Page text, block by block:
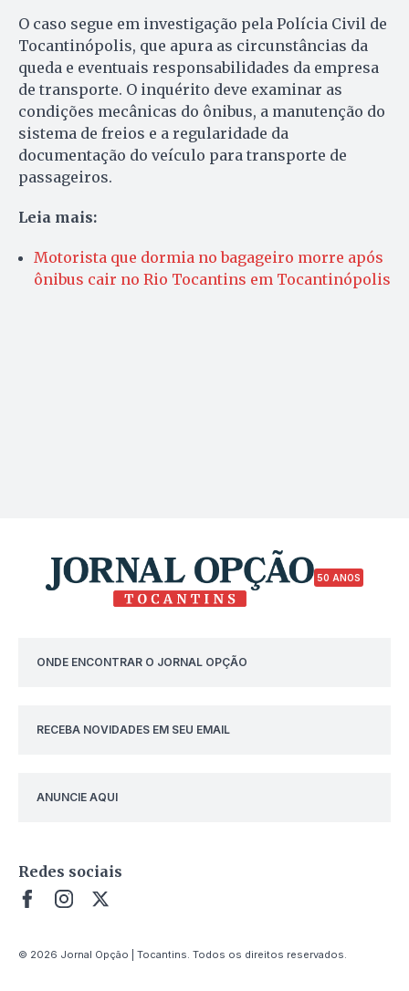
O caso segue em investigação pela Polícia Civil de
Tocantinópolis, que apura as circunstâncias da
queda e eventuais responsabilidades da empresa
de transporte. O inquérito deve examinar as
condições mecânicas do ônibus, a manutenção do
sistema de freios e a regularidade da
documentação do veículo para transporte de
passageiros.
Leia mais:
Motorista que dormia no bagageiro morre após
ônibus cair no Rio Tocantins em Tocantinópolis
50 ANOS
ONDE ENCONTRAR O JORNAL OPÇÃO
RECEBA NOVIDADES EM SEU EMAIL
ANUNCIE AQUI
Redes sociais
© 2026 Jornal Opção | Tocantins. Todos os direitos reservados.